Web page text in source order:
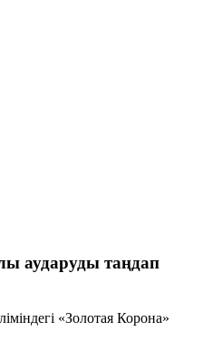
аударуды таңдап
«Золотая Корона»